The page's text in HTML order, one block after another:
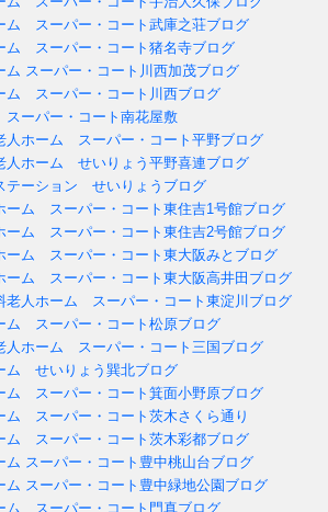
ム スーパー・コート武庫之荘ブログ
ム スーパー・コート猪名寺ブログ
ム スーパー・コート川西加茂ブログ
ム スーパー・コート川西ブログ
ーパー・コート南花屋敷
人ホーム スーパー・コート平野ブログ
人ホーム せいりょう平野喜連ブログ
テーション せいりょうブログ
ーム スーパー・コート東住吉1号館ブログ
ーム スーパー・コート東住吉2号館ブログ
ーム スーパー・コート東大阪みとブログ
ーム スーパー・コート東大阪高井田ブログ
老人ホーム スーパー・コート東淀川ブログ
ム スーパー・コート松原ブログ
人ホーム スーパー・コート三国ブログ
ム せいりょう巽北ブログ
ム スーパー・コート箕面小野原ブログ
ム スーパー・コート茨木さくら通り
ム スーパー・コート茨木彩都ブログ
ム スーパー・コート豊中桃山台ブログ
ム スーパー・コート豊中緑地公園ブログ
ム スーパー・コート門真ブログ